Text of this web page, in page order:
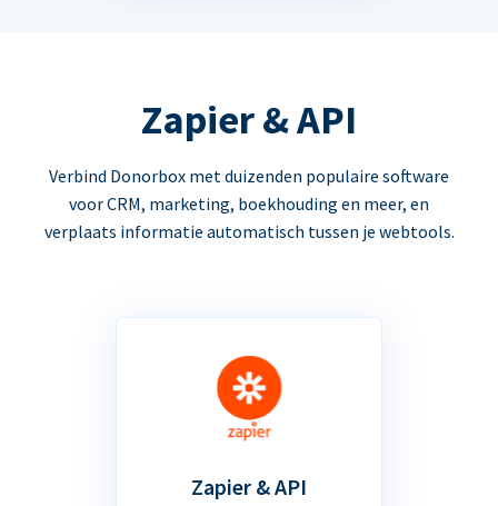
Zapier & API
Verbind Donorbox met duizenden populaire software
voor CRM, marketing, boekhouding en meer, en
verplaats informatie automatisch tussen je webtools.
Zapier & API